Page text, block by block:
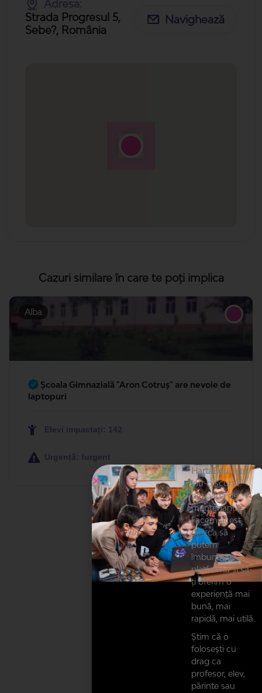
Adresa:
Strada Progresul 5,
Sebe?, România
Navighează
Cazuri similare în care te poți implica
Şcoala Gimnazială "Aron Cotruș" are nevoie de
laptopuri
Elevi impactați: 142
Urgență: furgent
Alba
HartaEdueste
într-o scurtă
perioadă de
mentenanță.
Facem acest
pas ca să
putem
îmbunătăți
platforma și să-
ți oferim o
experiență mai
bună, mai
rapidă, mai utilă.
Știm că o
folosești cu
drag ca
profesor, elev,
părinte sau